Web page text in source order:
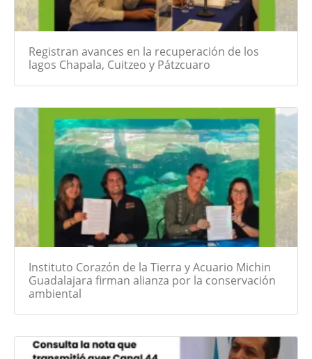
Registran avances en la recuperación de los
lagos Chapala, Cuitzeo y Pátzcuaro
Instituto Corazón de la Tierra y Acuario Michin
Guadalajara firman alianza por la conservación
ambiental